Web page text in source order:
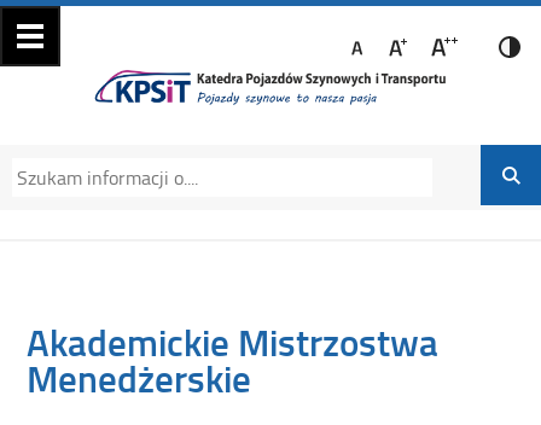
Katedra Pojazdów
Szynowych i
Transportu
Katedra Pojazdów Szynowych i Transportu
Politechniki Krakowskiej na Wydziale
Mechanicznym
Akademickie Mistrzostwa
Menedżerskie